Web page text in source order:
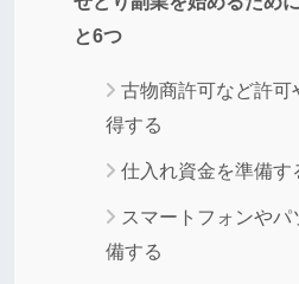
と6つ
古物商許可など許可
得する
仕入れ資金を準備す
スマートフォンやパ
備する